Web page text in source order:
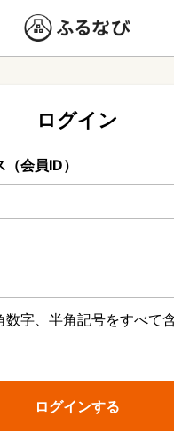
ログイン
会員ID）
数字、半角記号をすべて